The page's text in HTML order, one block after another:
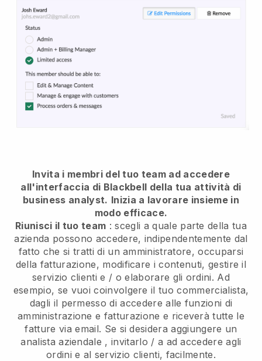
Invita i membri del tuo team ad accedere
all'interfaccia di Blackbell della tua attività di
business analyst. Inizia a lavorare insieme in
modo efficace.
Riunisci il tuo team : scegli a quale parte della tua
azienda possono accedere, indipendentemente dal
fatto che si tratti di un amministratore, occuparsi
della fatturazione, modificare i contenuti, gestire il
servizio clienti e / o elaborare gli ordini. Ad
esempio, se vuoi coinvolgere il tuo commercialista,
dagli il permesso di accedere alle funzioni di
amministrazione e fatturazione e riceverà tutte le
fatture via email. Se si desidera aggiungere un
analista aziendale , invitarlo / a ad accedere agli
ordini e al servizio clienti, facilmente.